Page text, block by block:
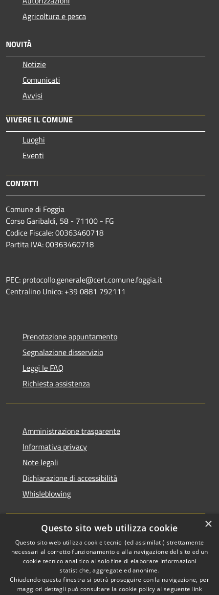
Agricoltura e pesca
NOVITÀ
Notizie
Comunicati
Avvisi
VIVERE IL COMUNE
Luoghi
Eventi
CONTATTI
Comune di Foggia
Corso Garibaldi, 58 - 71100 - FG
Codice Fiscale: 00363460718
Partita IVA: 00363460718
PEC: protocollo.generale@cert.comune.foggia.it
Centralino Unico: +39 0881 792111
Prenotazione appuntamento
Segnalazione disservizio
Leggi le FAQ
Richiesta assistenza
Amministrazione trasparente
Informativa privacy
Note legali
Dichiarazione di accessibilità
Whisleblowing
RSS
Accessibilità
Privacy
Cookie
Mappa del sito
Copyright © 2026 • Comune di
Foggia • Powered by
Municipium
Accesso
redazione
×
Questo sito web utilizza cookie
Questo sito web utilizza cookie tecnici (ed assimilati) strettamente
necessari al corretto funzionamento e alla navigazione del sito ed un
cookie tecnico analitico al solo fine di elaborare informazioni
statistiche, aggregate ed anonime.
Chiudendo questa finestra si potrà proseguire con la navigazione, per
maggiori dettagli può consultare la cookie policy al seguente link